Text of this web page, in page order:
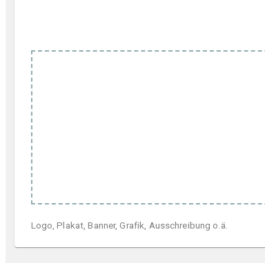
Logo, Plakat, Banner, Grafik, Ausschreibung o.ä.